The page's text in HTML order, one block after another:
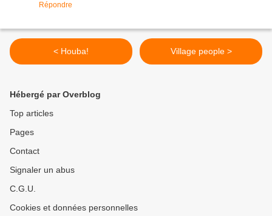
Répondre
< Houba! Village people >
Hébergé par Overblog
Top articles
Pages
Contact
Signaler un abus
C.G.U.
Cookies et données personnelles